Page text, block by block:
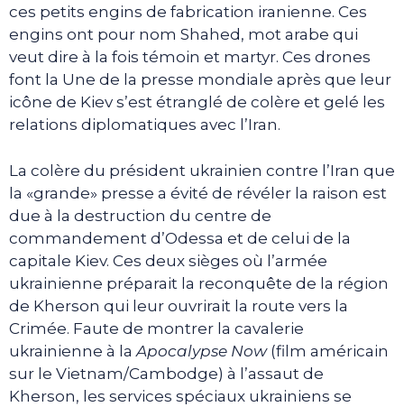
ces petits engins de fabrication iranienne. Ces
engins ont pour nom Shahed, mot arabe qui
veut dire à la fois témoin et martyr. Ces drones
font la Une de la presse mondiale après que leur
icône de Kiev s’est étranglé de colère et gelé les
relations diplomatiques avec l’Iran.
La colère du président ukrainien contre l’Iran que
la «grande» presse a évité de révéler la raison est
due à la destruction du centre de
commandement d’Odessa et de celui de la
capitale Kiev. Ces deux sièges où l’armée
ukrainienne préparait la reconquête de la région
de Kherson qui leur ouvrirait la route vers la
Crimée. Faute de montrer la cavalerie
ukrainienne à la Apocalypse Now(film américain
sur le Vietnam/Cambodge) à l’assaut de
Kherson, les services spéciaux ukrainiens se